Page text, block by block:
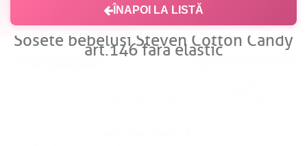
ÎNAPOI LA LISTĂ
Sosete bebelusi Steven Cotton Candy
art.146 fara elastic